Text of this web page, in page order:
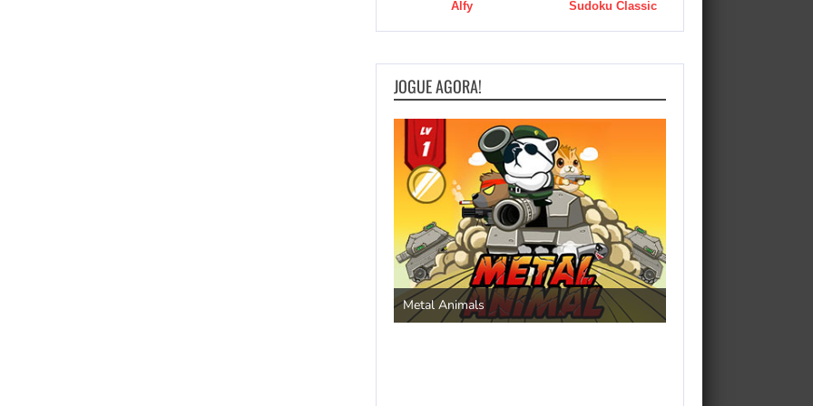
Alfy Sudoku Classic
JOGUE AGORA!
Metal Animals